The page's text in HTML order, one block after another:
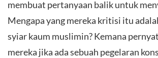
membuat pertanyaan balik untuk
Mengapa yang mereka kritisi itu
syiar kaum muslimin? Kemana
mereka jika ada sebuah pegelaran